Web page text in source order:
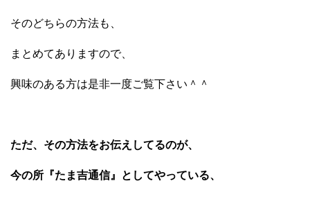
そのどちらの方法も、
まとめてありますので、
興味のある方は是非一度ご覧下さい＾＾
ただ、その方法をお伝えしてるのが、
今の所『たま吉通信』としてやっている、